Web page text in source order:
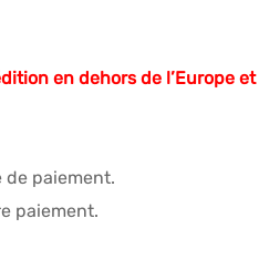
en dehors de l’Europe
de paiement.
paiement.